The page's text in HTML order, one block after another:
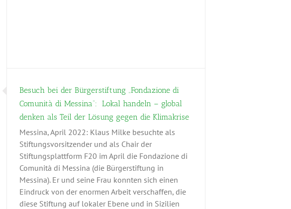
Besuch bei der Bürgerstiftung „Fondazione di
Comunità di Messina“: Lokal handeln – global
denken als Teil der Lösung gegen die Klimakrise
Messina, April 2022: Klaus Milke besuchte als
Stiftungsvorsitzender und als Chair der
Stiftungsplattform F20 im April die Fondazione di
Comunità di Messina (die Bürgerstiftung in
Messina). Er und seine Frau konnten sich einen
Eindruck von der enormen Arbeit verschaffen, die
diese Stiftung auf lokaler Ebene und in Sizilien